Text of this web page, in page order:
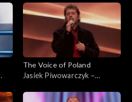
29 listopada 2025
The Voice of Poland
Jasiek Piwowarczyk –
of Poland”, Finał, 29